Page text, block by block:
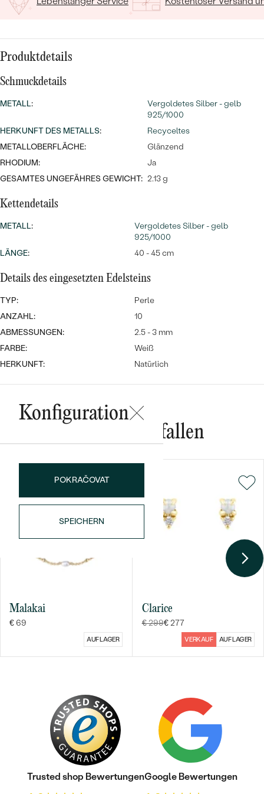
Meistverkaufte
Eheringe
ANSCHAUEN
SILBER
Wave Kollektion
SCHMUCK MIT LAB GROWN
NACH STYL
PERSONALISIERT
NACH DER FARBE
MASSGEFERTIGTER
DIAMANTEN
Bestseller
ANSEHEN
Meistverkaufte
Ohrrinnge
ANSEHEN
LUXURIÖSE
Personalisierte
Halsketten
ANSEHEN
LUXURIÖSE
Meistverkaufte
Ringe
Produktdetails
Schmuckdetails
METALL:
Vergoldetes Silber - gelb
925/1000
HERKUNFT DES METALLS:
Recyceltes
METALLOBERFLÄCHE:
Glänzend
RHODIUM:
Ja
GESAMTES UNGEFÄHRES GEWICHT: 2.13 g
Kettendetails
METALL:
Vergoldetes Silber - gelb
925/1000
LÄNGE: 40 - 45 cm
Details des eingesetzten Edelsteins
TYP:
Perle
ANZAHL:
10
ABMESSUNGEN:
2.5 - 3 mm
FARBE:
Weiß
HERKUNFT:
Natürlich
Konfiguration
POKRAČOVAT
SPEICHERN
Das könnte Ihnen gefallen
Malakai
€ 69
AUF LAGER
Clarice
€ 299€ 277
VERKAUF AUF LAGER
Trusted shop BewertungenGoogle Bewertungen